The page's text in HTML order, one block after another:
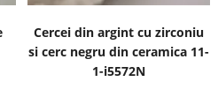
Cercei din argint cu zirconiu
si cerc negru din ceramica 11-
1-i5572N